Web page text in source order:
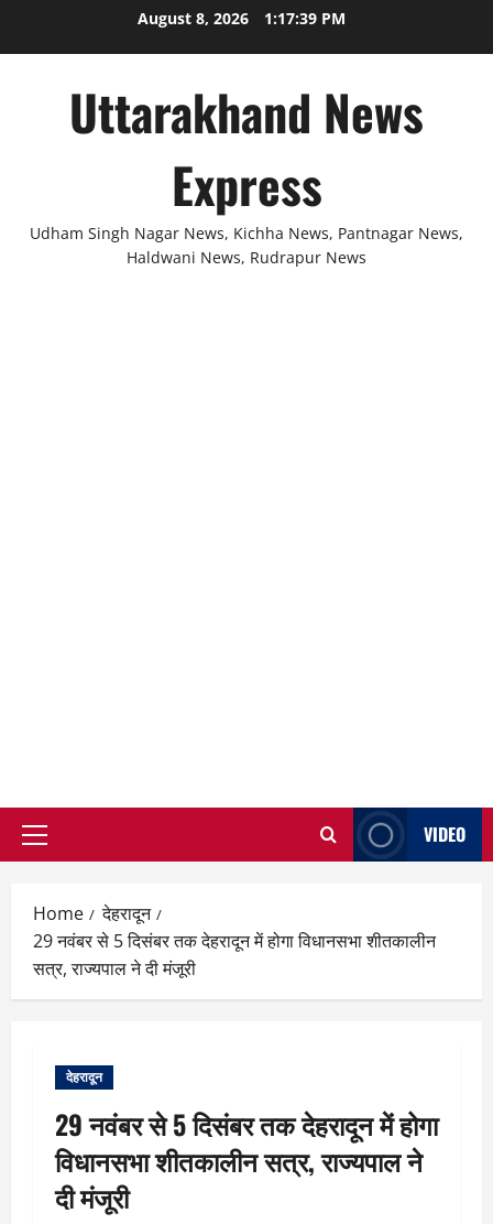
August 8, 2026 1:17:39 PM
Uttarakhand News
Express
Udham Singh Nagar News, Kichha News, Pantnagar News,
Haldwani News, Rudrapur News
Primary
VIDEO
Home
देहरादून
29 नवंबर से 5 दिसंबर तक देहरादून में होगा विधानसभा शीतकालीन
सत्र, राज्यपाल ने दी मंजूरी
देहरादून
29 नवंबर से 5 दिसंबर तक देहरादून में होगा
विधानसभा शीतकालीन सत्र, राज्यपाल ने
दी मंजूरी